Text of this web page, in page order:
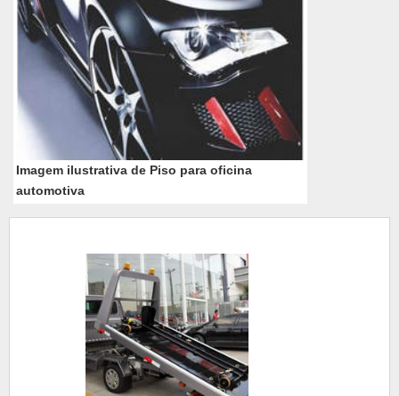
Imagem ilustrativa de Piso para oficina
automotiva